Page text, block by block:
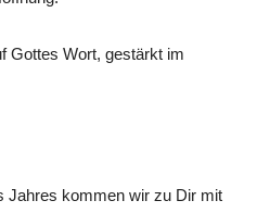
Gottes Wort, gestärkt im
Jahres kommen wir zu Dir mit